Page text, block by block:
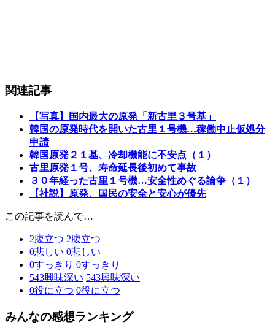
関連記事
【写真】国内最大の原発「新古里３号基」
韓国の原発時代を開いた古里１号機…稼働中止仮処分
申請
韓国原発２１基、冷却機能に不安点（１）
古里原発１号、寿命延長後初めて事故
３０年経った古里１号機…安全性めぐる論争（１）
【社説】原発、国民の安全と安心が優先
この記事を読んで…
2腹立つ 2腹立つ
0悲しい 0悲しい
0すっきり 0すっきり
543興味深い 543興味深い
0役に立つ 0役に立つ
みんなの感想ランキング